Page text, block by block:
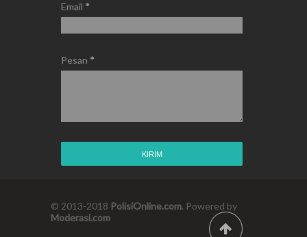
Email *
Pesan *
© 2013-2018 PolisiOnline.com. Powered by
Moderasi.com